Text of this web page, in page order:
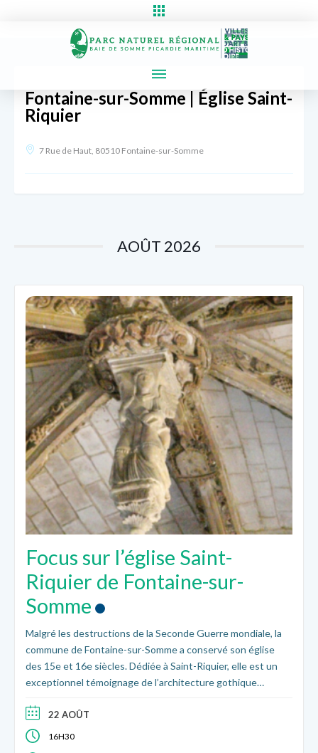
Fontaine-sur-Somme | Église Saint-
Riquier
7 Rue de Haut, 80510 Fontaine-sur-Somme
AOÛT 2026
Focus sur l’église Saint-
Riquier de Fontaine-sur-
Somme
Malgré les destructions de la Seconde Guerre mondiale, la
commune de Fontaine-sur-Somme a conservé son église
des 15e et 16e siècles. Dédiée à Saint-Riquier, elle est un
exceptionnel témoignage de l’architecture gothique
fourmillent de détails sculptés et historiés. Le temps d’une
visite découvrez l’histoire de sa construction et de sa
22 AOÛT
16H30